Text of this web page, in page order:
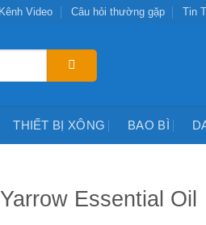
Kênh Video Câu hỏi thường gặp Tin
THIẾT BỊ XÔNG BAO BÌ
Essential Oil